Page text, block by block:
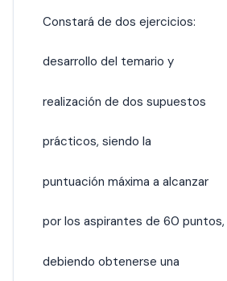
Constará de dos ejercicios:
desarrollo del temario y
realización de dos supuestos
prácticos, siendo la
puntuación máxima a alcanzar
por los aspirantes de 60 puntos,
debiendo obtenerse una